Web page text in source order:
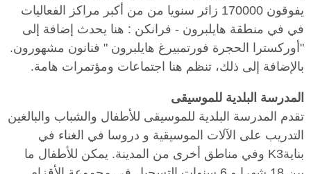
يفوقون 170000 زائر سنويا من من أكبر مراكز الفعاليات
في في منطقة هايلبرون - فرانكن : هنا يحدث إضافة إلى
"أوركسترا الحجرة فورتمبيرغ هايلبرون " فنانون مشهورون.
بالإضافة إلى ذلك، تنظم هنا اجتماعات ومؤتمرات هامة.
المدرسة البلدية للموسيقى
تقدم المدرسة البلدية للموسيقى للأطفال والشباب والبالغين
التدريب على الآلات الموسيقية و دروسا في الغناء في
بنايةK3 وفي مناطق أخرى من المدينة. يمكن للأطفال ما